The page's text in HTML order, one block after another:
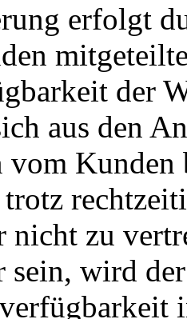
erfolgt
der
aus den
vom Kunden
nicht zu
sein, wird